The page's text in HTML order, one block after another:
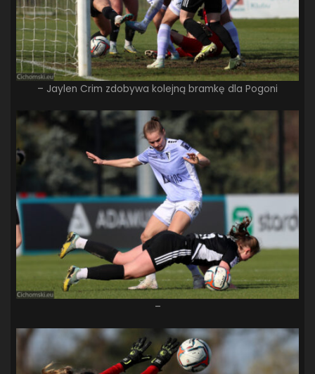
– Jaylen Crim zdobywa kolejną bramkę dla Pogoni
–